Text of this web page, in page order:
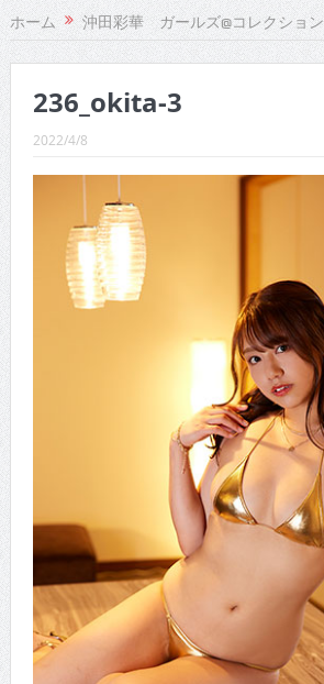
CINEMA×STYLE 292号
CINEMA×STYLE 291号
CINEMA×STYLE 290号
CINEMA×STYLE 289号
CINEMA×STYLE 288号
CINEMA×STYLE 287号
CINEMA×STYLE 286号
CINEMA×STYLE 285号
CINEMA×STYLE 294号
ホーム 沖田彩華 ガールズ@コレクション
236_okita-3
2022/4/8